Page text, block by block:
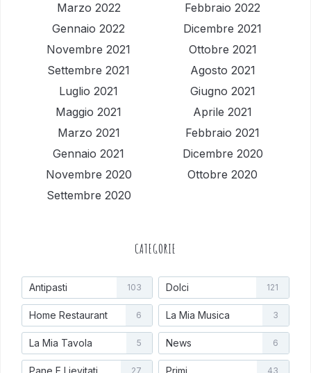
Marzo 2022
Febbraio 2022
Gennaio 2022
Dicembre 2021
Novembre 2021
Ottobre 2021
Settembre 2021
Agosto 2021
Luglio 2021
Giugno 2021
Maggio 2021
Aprile 2021
Marzo 2021
Febbraio 2021
Gennaio 2021
Dicembre 2020
Novembre 2020
Ottobre 2020
Settembre 2020
CATEGORIE
Antipasti 103 Dolci 121
Home Restaurant 6 La Mia Musica 3
La Mia Tavola 5 News 6
Pane E Lievitati 27 Primi 43